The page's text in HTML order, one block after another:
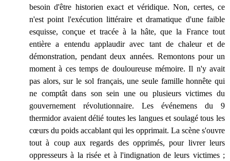
besoin d'être historien exact et véridique. Non, certes, ce
n'est point l'exécution littéraire et dramatique d'une faible
esquisse, conçue et tracée à la hâte, que la France tout
entière a entendu applaudir avec tant de chaleur et de
démonstration, pendant deux années. Remontons pour un
moment à ces temps de douloureuse mémoire. Il n'y avait
pas alors, sur le sol français, une seule famille honnête qui
ne comptât dans son sein une ou plusieurs victimes du
gouvernement révolutionnaire. Les événemens du 9
thermidor avaient délié toutes les langues et soulagé tous les
cœurs du poids accablant qui les opprimait. La scène s'ouvre
tout à coup aux regards des opprimés, pour livrer leurs
oppresseurs à la risée et à l'indignation de leurs victimes ;